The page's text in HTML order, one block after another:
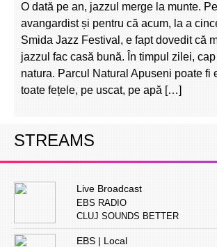
O dată pe an, jazzul merge la munte.
avangardist și pentru că acum, la a
Smida Jazz Festival, e fapt dovedit că
jazzul fac casă bună. În timpul zilei,
natura. Parcul Natural Apuseni poate fi
toate fețele, pe uscat, pe apă […]
STREAMS
Live Broadcast
EBS RADIO
CLUJ SOUNDS BETTER
EBS | Local